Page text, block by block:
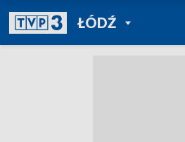
ŁÓDŹPOWRÓT DO
TVP REGIONY